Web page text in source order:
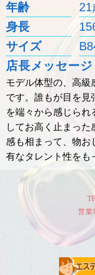
年齢
21
身長
サイズ
店長メッセージ
モデル体型の、高級
です。誰もが目を見
を端々から感じられ
してお高く止まっ
感も相まって、物お
有なタレント性をも
営業